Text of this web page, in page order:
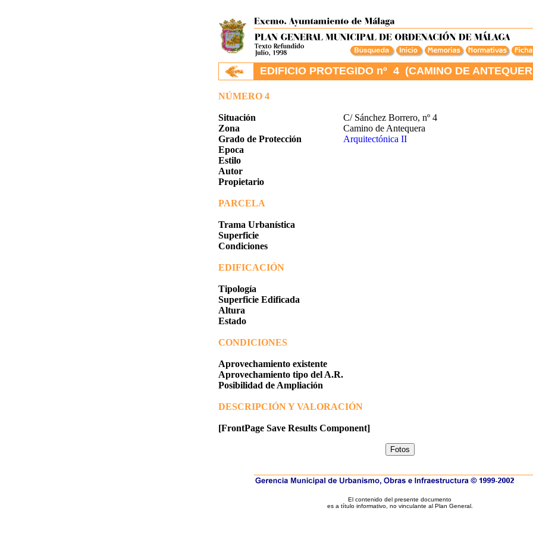
EDIFICIO PROTEGIDO nº 4 (CAMINO DE
NÚMERO 4
Situación
C/ Sánchez Borrero, nº 4
Zona
Camino de Antequera
Grado de Protección
Arquitectónica II
Epoca
Estilo
Autor
Propietario
PARCELA
Trama Urbanística
Superficie
Condiciones
EDIFICACIÓN
Tipología
Superficie Edificada
Altura
Estado
CONDICIONES
Aprovechamiento existente
Aprovechamiento tipo del A.R.
Posibilidad de Ampliación
DESCRIPCIÓN Y VALORACIÓN
[FrontPage Save Results Component]
El contenido del presente documento
es a título informativo, no vinculante al Plan General.